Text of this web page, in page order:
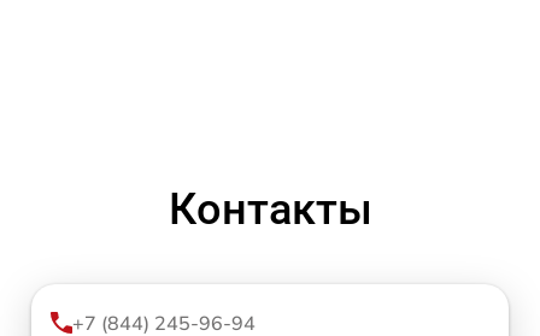
Контакты
+7 (844) 245-96-94